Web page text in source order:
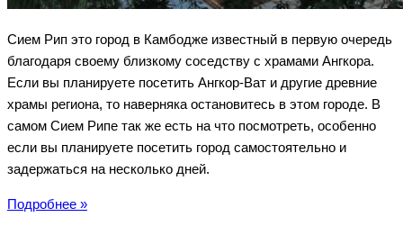
Сием Рип это город в Камбодже известный в первую очередь
благодаря своему близкому соседству с храмами Ангкора.
Если вы планируете посетить Ангкор-Ват и другие древние
храмы региона, то наверняка остановитесь в этом городе. В
самом Сием Рипе так же есть на что посмотреть, особенно
если вы планируете посетить город самостоятельно и
задержаться на несколько дней.
Подробнее »Сием